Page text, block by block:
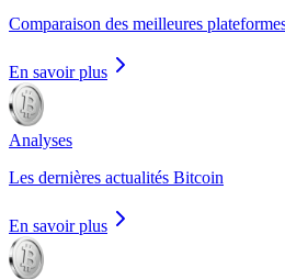
Comparaison des meilleures
En savoir plus
Analyses
Les dernières actualités Bitcoin
En savoir plus